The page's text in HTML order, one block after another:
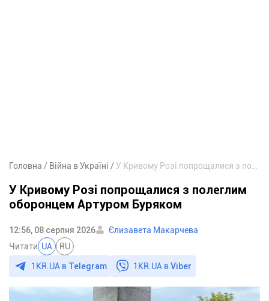
Головна Війна в Україні
У Кривому Розі попрощалися з полеглим
оборонцем Артуром Буряком
12:56, 08 серпня 2026
Єлизавета Макарчева
Читати UA RU
1KR.UA в Telegram 1KR.UA вViber